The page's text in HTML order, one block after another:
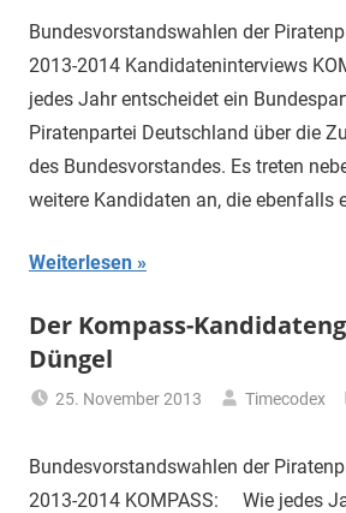
Bundesvorstandswahlen der
2013-2014 Kandidateninterviews
jedes Jahr entscheidet ein
Piratenpartei Deutschland über die
des Bundesvorstandes. Es treten
weitere Kandidaten an, die ebenfalls
Weiterlesen
Der Kompass-
Düngel
25. November 2013 Timecodex
Bundesvorstandswahlen der
2013-2014 KOMPASS: Wie jedes